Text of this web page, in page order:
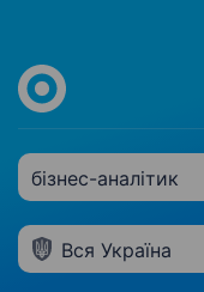
бізнес-аналітик
Вся Україна